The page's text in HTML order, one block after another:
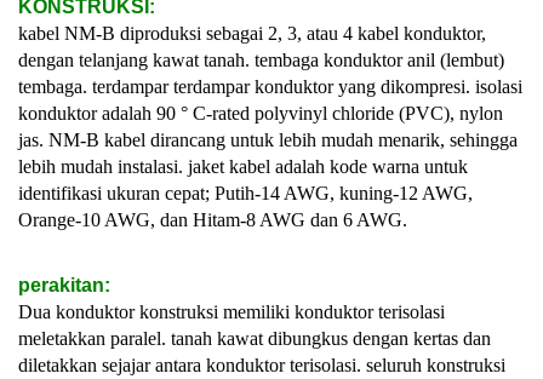
KONSTRUKSI:
kabel NM-B diproduksi sebagai 2, 3, atau 4 kabel konduktor,
dengan telanjang kawat tanah. tembaga konduktor anil (lembut)
tembaga. terdampar terdampar konduktor yang dikompresi. isolasi
konduktor adalah 90 ° C-rated polyvinyl chloride (PVC), nylon
jas. NM-B kabel dirancang untuk lebih mudah menarik, sehingga
lebih mudah instalasi. jaket kabel adalah kode warna untuk
identifikasi ukuran cepat; Putih-14 AWG, kuning-12 AWG,
Orange-10 AWG, dan Hitam-8 AWG dan 6 AWG.
perakitan:
Dua konduktor konstruksi memiliki konduktor terisolasi
meletakkan paralel. tanah kawat dibungkus dengan kertas dan
diletakkan sejajar antara konduktor terisolasi. seluruh konstruksi